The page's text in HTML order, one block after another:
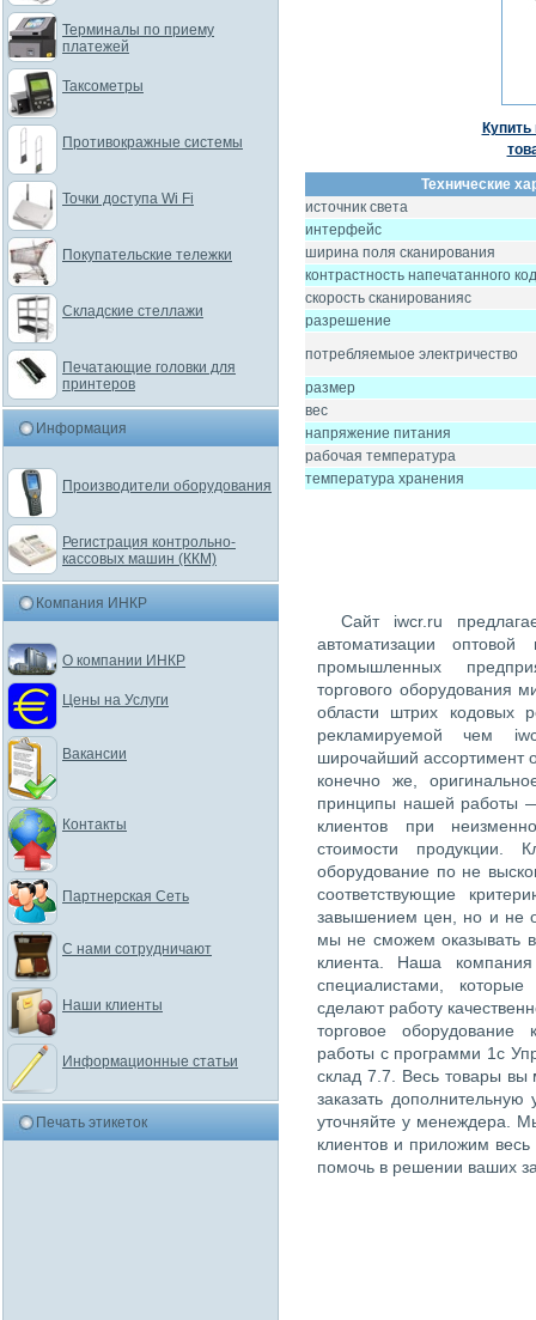
Технические
источник света
интерфейс
ширина поля сканирования
контрастность напечатанного
скорость сканированияс
разрешение
потребляемыое электричество
размер
вес
напряжение питания
рабочая температура
температура хранения
Сайт iwcr.ru
автоматизации
промышленных
торгового оборудования
области штрих кодовых
рекламируемой чем
широчайший ассортимент
конечно же,
принципы нашей работы
клиентов при
стоимости продукции.
оборудование по не
соответствующие
завышением цен, но и не
мы не сможем оказывать
клиента. Наша компания
специалистами,
сделают работу
торговое оборудование
работы с программи 1с
склад 7.7. Весь товары вы
заказать
уточняйте у менеждера.
клиентов и приложим
помочь в решении ваших
Терминалы по приему
платежей
Таксометры
Противокражные системы
Точки доступа Wi Fi
Покупательские тележки
Складские стеллажи
Печатающие головки для
принтеров
Информация
Производители оборудования
Регистрация контрольно-
кассовых машин (ККМ)
Компания ИНКР
О компании ИНКР
Цены на Услуги
Вакансии
Контакты
Партнерская Сеть
С нами сотрудничают
Наши клиенты
Информационные статьи
Печать этикеток